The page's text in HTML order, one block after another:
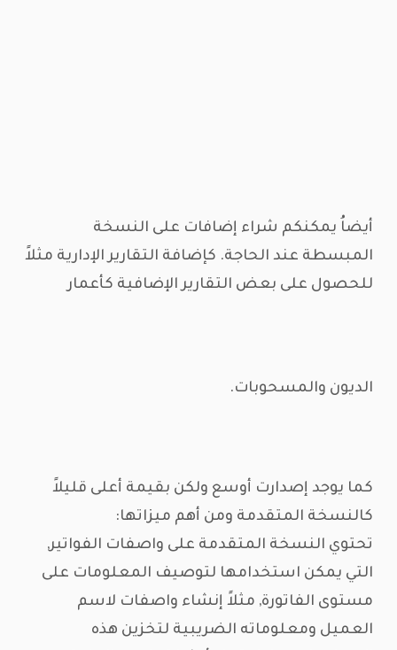
أيضاُ يمكنكم شراء إضافات على النسخة
المبسطة عند الحاجة. كإضافة التقارير الإدارية مثلاً
للحصول على بعض التقارير الإضافية كأعمار
الديون والمسحوبات.
كما يوجد إصدارت أوسع ولكن بقيمة أعلى قليلاً
كالنسخة المتقدمة ومن أهم ميزاتها:
تحتوي النسخة المتقدمة على واصفات الفواتير,
التي يمكن استخدامها لتوصيف المعلومات على
مستوى الفاتورة, مثلاً إنشاء واصفات لاسم
العميل ومعلوماته الضريبية لتخزين هذه